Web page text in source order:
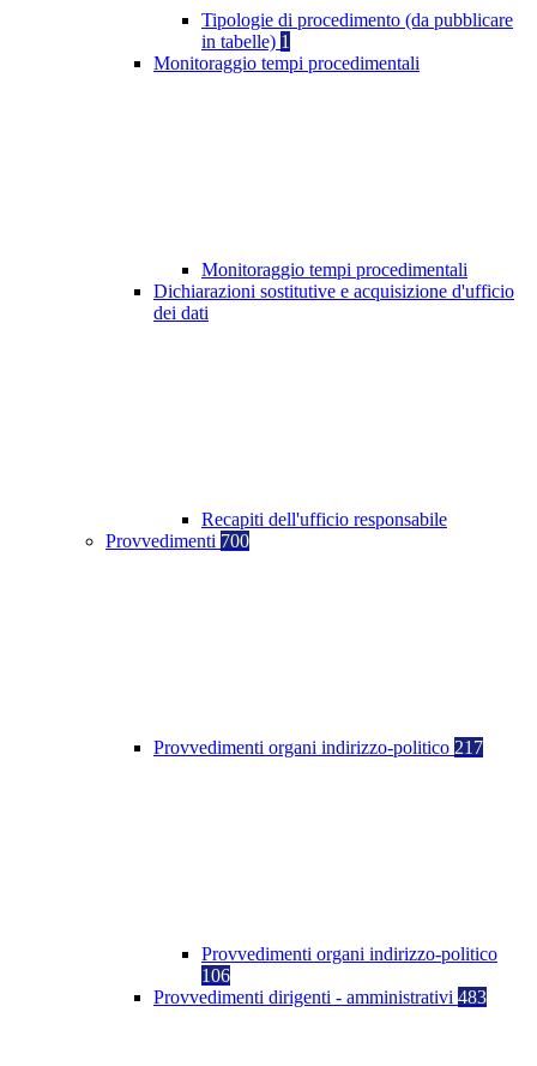
Tipologie di procedimento (da pubblicare
in tabelle) 1
Monitoraggio tempi procedimentali
Monitoraggio tempi procedimentali
Dichiarazioni sostitutive e acquisizione d'ufficio
dei dati
Recapiti dell'ufficio responsabile
Provvedimenti 700
Provvedimenti organi indirizzo-politico 217
Provvedimenti organi indirizzo-politico
106
Provvedimenti dirigenti - amministrativi 483